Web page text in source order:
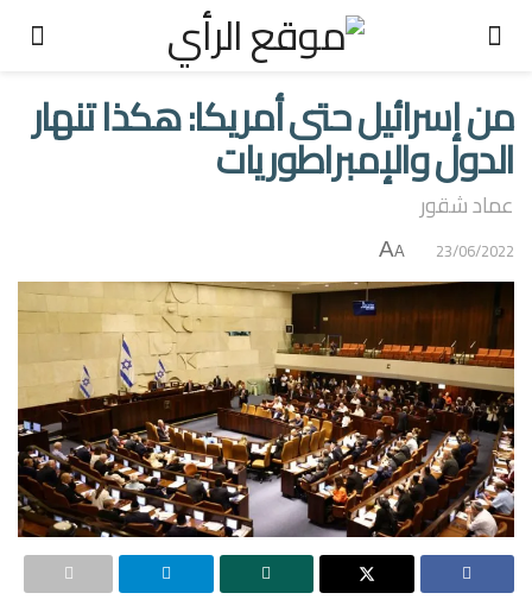
من إسرائيل حتى أمريكا: هكذا تنهار
الدول والإمبراطوريات
عماد شقور
23/06/2022
A
A